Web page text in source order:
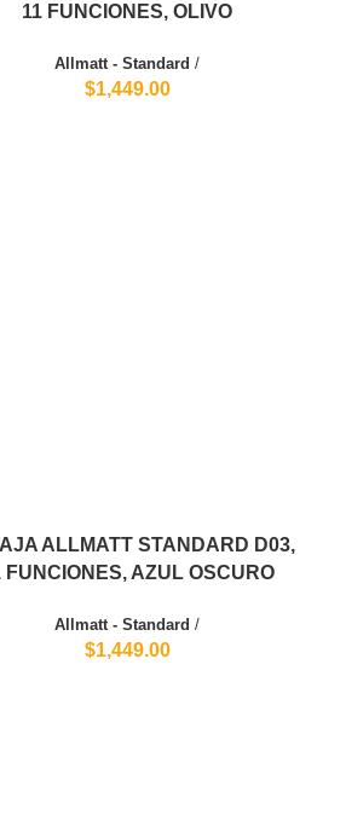
11 FUNCIONES, OLIVO
Allmatt - Standard /
$1,449.00
ALLMATT STANDARD D03,
FUNCIONES, AZUL OSCURO
Allmatt - Standard /
$1,449.00